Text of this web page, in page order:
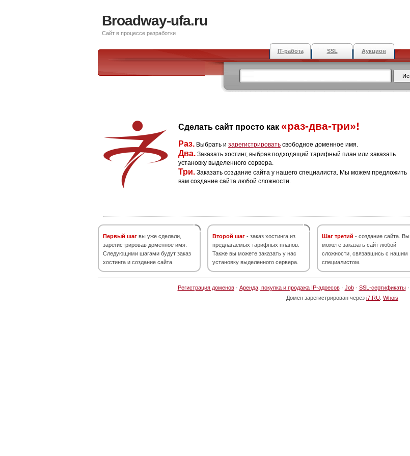
Broadway-ufa.ru
Сайт в процессе разработки
IT-работа SSL Аукцион
Сделать сайт просто как «раз-два-три»!
Раз. Выбрать и зарегистрировать свободное доменное имя.
Два. Заказать хостинг, выбрав подходящий тарифный план или заказать
установку выделенного сервера.
Три. Заказать создание сайта у нашего специалиста. Мы можем предложить
вам создание сайта любой сложности.
Первый шаг вы уже сделали,
зарегистрировав доменное имя.
Следующими шагами будут заказ
хостинга и создание сайта.
Второй шаг - заказ хостинга из
предлагаемых тарифных планов.
Также вы можете заказать у нас
установку выделенного сервера.
Шаг третий - создание сайта. Вы
можете заказать сайт любой
сложности, связавшись с нашим
специалистом.
Регистрация доменов· Аренда, покупка и продажа IP-адресов· Job· SSL-сертификаты·
Домен зарегистрирован через i7.RU Whois